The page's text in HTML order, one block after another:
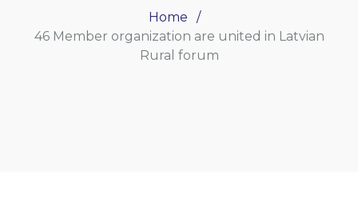
Home
46 Member organization are united in Latvian
Rural forum